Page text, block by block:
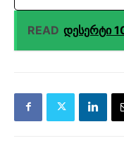
READ დესერტი